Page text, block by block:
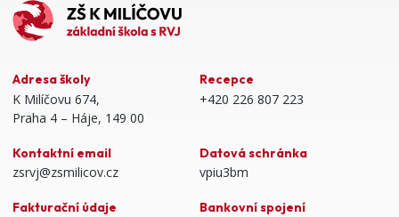
Adresa školy
K Milíčovu 674,
Praha 4 – Háje, 149 00
Recepce
+420 226 807 223
Kontaktní email
zsrvj@zsmilicov.cz
Datová schránka
vpiu3bm
Fakturační údaje Bankovní spojení